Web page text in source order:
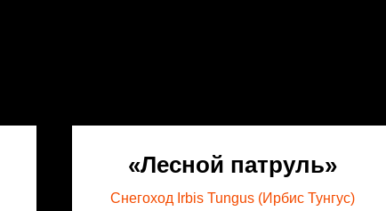
«Лесной патруль»
Снегоход Irbis Tungus (Ирбис Тунгус)